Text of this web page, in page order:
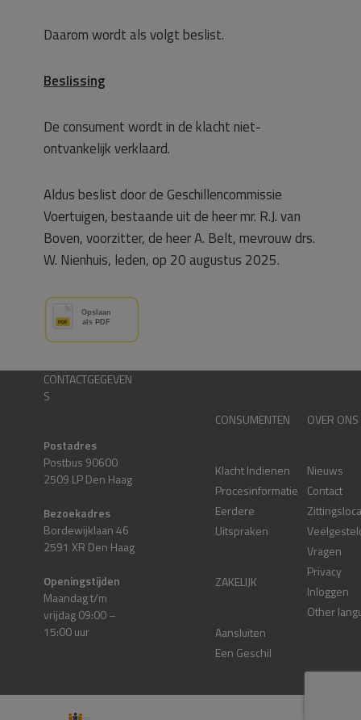
Daarom wordt als volgt beslist.
Beslissing
De consument wordt in de klacht niet-
ontvankelijk verklaard.
Aldus beslist door de Geschillencommissie
Voertuigen, bestaande uit de heer mr. R.J. van
Boven, voorzitter, de heer A. Belt, mevrouw drs.
W. Nienhuis, leden, op 20 augustus 2025.
CONTACTGEGEVEN
S
Postadres
Postbus 90600
2509 LP Den Haag
Bezoekadres
Bordewijklaan 46
2591 XR Den Haag
Openingstijden
Maandag t/m
vrijdag 09:00 –
15:00 uur
CONSUMENTEN
Klacht Indienen
Procesinformatie
Eerdere
Uitspraken
ZAKELIJK
Aansluiten
Een Geschil
OVER ONS
Nieuws
Contact
Vragen
Privacy
Inloggen
Other